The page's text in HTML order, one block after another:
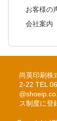
お客様の
会社案内
尚英印刷
2-22 TEL
ス制度に登